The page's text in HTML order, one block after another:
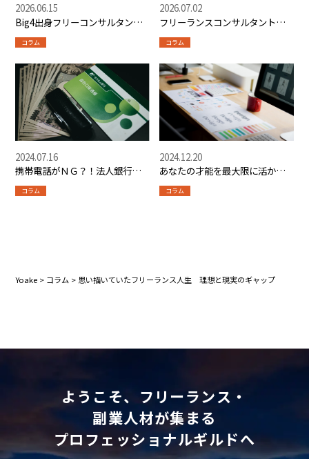
Big4出身フリーコンサルタント
と正社員年収の徹底比較｜手取
り計算の実態
2026.06.15
コラム
フリーランスコンサルタントの
案件空白期間ゼロ化戦略【前倒
し行動スケジュール】
2026.07.02
コラム
携帯電話がＮＧ？！法人銀行口
座の開設の注意点
2024.07.16
コラム
あなたの才能を最大限に活か
す！フリーランス適性診断と
は？
2024.12.20
コラム
Yoake > コラム > 思い描いていたフリーランス人生 理想と現実のギャップ
ようこそ、フリーランス・
副業人材が集まる
プロフェッショナルギルドへ